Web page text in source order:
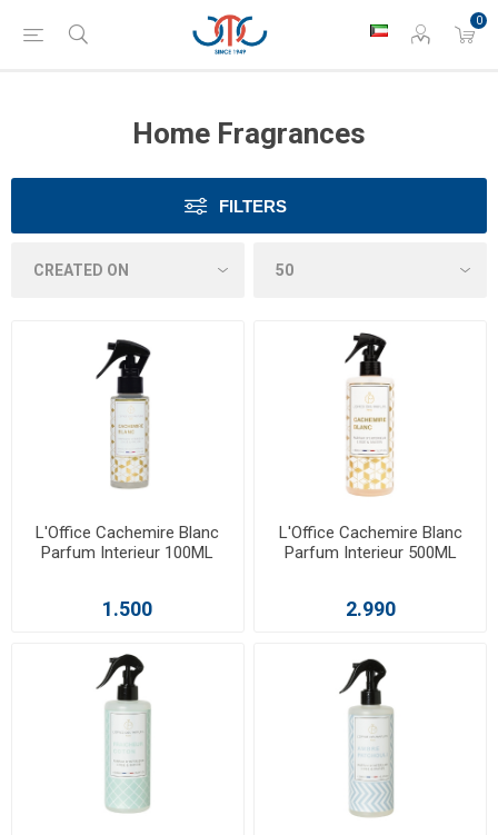
0
Home Fragrances
FILTERS
L'Office Cachemire Blanc
Parfum Interieur 100ML
1.500
L'Office Cachemire Blanc
Parfum Interieur 500ML
2.990